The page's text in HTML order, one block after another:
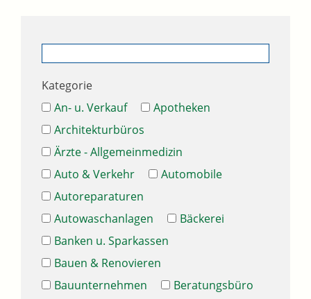
Kategorie
An- u. Verkauf
Apotheken
Architekturbüros
Ärzte - Allgemeinmedizin
Auto & Verkehr
Automobile
Autoreparaturen
Autowaschanlagen
Bäckerei
Banken u. Sparkassen
Bauen & Renovieren
Bauunternehmen
Beratungsbüro